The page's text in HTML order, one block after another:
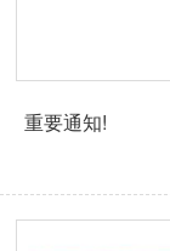
重要通知!